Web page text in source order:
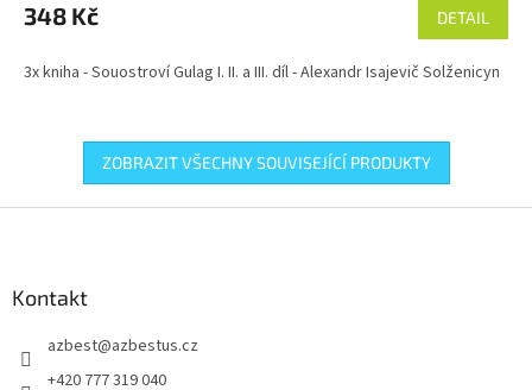
348 Kč DETAIL
3x kniha - Souostroví Gulag I. II. a III. díl - Alexandr Isajevič Solženicyn
ZOBRAZIT VŠECHNY SOUVISEJÍCÍ PRODUKTY
Kontakt
azbest@azbestus.cz
+420 777 319 040